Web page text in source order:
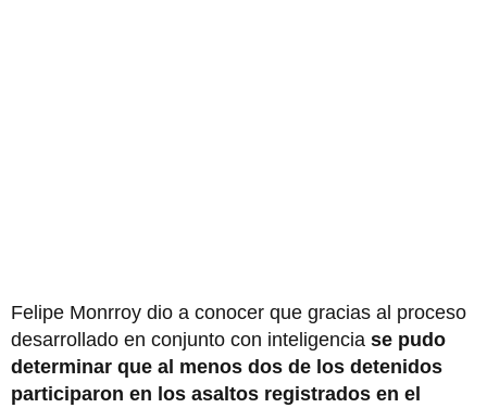
Felipe Monrroy dio a conocer que gracias al proceso
desarrollado en conjunto con inteligencia se pudo
determinar que al menos dos de los detenidos
participaron en los asaltos registrados en el